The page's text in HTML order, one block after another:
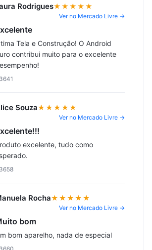
Rodrigues★★★★★
Ver no Mercado Livre →
Tela e Construção! O Android
contribui muito para o excelente
Souza★★★★★
Ver no Mercado Livre →
excelente, tudo como
Rocha★★★★★
Ver no Mercado Livre →
bom
bom aparelho, nada de especial